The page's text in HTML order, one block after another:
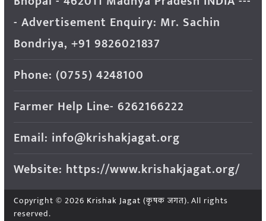
- Advertisement Enquiry: Mr. Sachin
Bondriya, +91 9826021837
Phone: (0755) 4248100
Farmer Help Line- 6262166222
Email: info@krishakjagat.org
Website: https://www.krishakjagat.org/
Copyright © 2026 Krishak Jagat (कृषक जगत). All rights
reserved.